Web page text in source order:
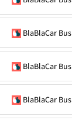
BlaBlaCar Bus
BlaBlaCar Bus
BlaBlaCar Bus